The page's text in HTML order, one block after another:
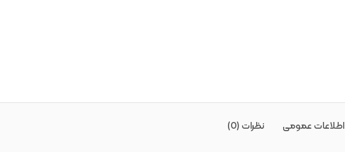
نظرات (0) اطلاعات عمومی